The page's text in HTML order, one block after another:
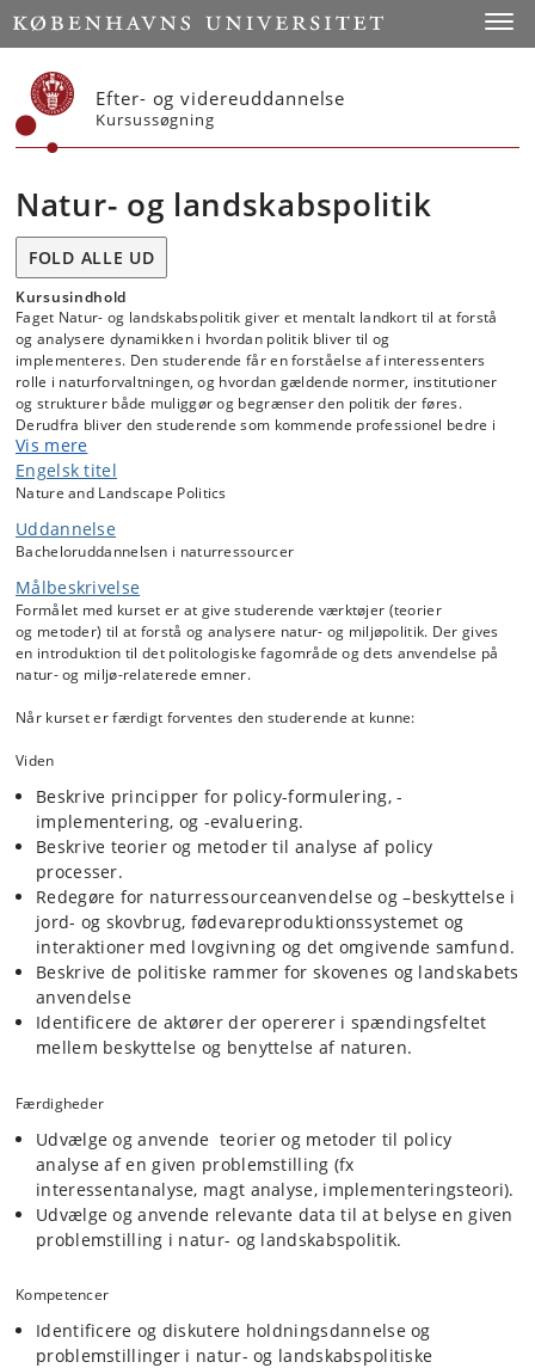
Start
Efter- og videreuddannelse
Kursussøgning
Natur- og landskabspolitik
FOLD ALLE UD
Kursusindhold
Faget Natur- og landskabspolitik giver et mentalt landkort til at forstå
og analysere dynamikken i hvordan politik bliver til og
implementeres. Den studerende får en forståelse af interessenters
rolle i naturforvaltningen, og hvordan gældende normer, institutioner
og strukturer både muliggør og begrænser den politik der føres.
Derudfra bliver den studerende som kommende professionel bedre i
stand til selv aktivt at navgivere i og sætte sin faglighed i spil i natur-
og landskabsforvaltning.
Kurset bygges gradvist op.
Der gives en introduktion til policy formulering, modellering samt
analyse af policy processer. Der gives eksempler af natur- og
aktuelle problemstillinger i natur- og landskabspolitik. Der
præsenteres en overordnet model til politik-analyse, der er faseopdelt
i politik formulering, design, implementering, overvågning og
evaluering. Herunder diskuteres: Hvordan initieres politik, hvilke
institutioner påvirker den politiske dagsorden, hvilke policy værktøjer
denne viden til at evaluere politikforslag.
Forskellige opfattelser/modeller til forståelse af det politiske systems
effektiv proces gives opmærksomhed. Undervejs i kurset diskuteres
det hvilken betydning den stigende internationalisering og mediernes
øgede rolle i politik får for politikudformning og -implementering.
Interessemodsætninger og -grupperinger er ofte afgørende
determinanter i forbindelse med formulering og implementering af
politikker. Derfor gives der i kurset en introduktion til
interessentanalyse, beslutningsteorier og magtanalyse.
Derefter gives der en indføring i politikdesign, implementering, samt
evaluering af effekter af politik. Der gennemgås forskellige former for
styringsmidler og deres sammenhæng med den overordnede
styringsform (government, new public management, governance,
økonomiske virkemidler, og kapacitetsopbygning. Evaluering af
virkemidler analyseres i fht. kriterier som effektivitet, målgruppens
motivationsstruktur, enforceability, fairness. Borgerinddragelse
gennemgås særskilt både som virkemiddel til policy implementering
og som redskab til styrkelse af demokratiske beslutningsprocesser.
Vis mere
Engelsk titel
Nature and Landscape Politics
Uddannelse
Bacheloruddannelsen i naturressourcer
Målbeskrivelse
Formålet med kurset er at give studerende værktøjer (teorier
og metoder) til at forstå og analysere natur- og miljøpolitik. Der gives
en introduktion til det politologiske fagområde og dets anvendelse på
natur- og miljø-relaterede emner.
Når kurset er færdigt forventes den studerende at kunne:
Viden
Beskrive principper for policy-formulering, -
implementering, og -evaluering.
Beskrive teorier og metoder til analyse af policy
processer.
Redegøre for naturressourceanvendelse og –beskyttelse i
jord- og skovbrug, fødevareproduktionssystemet og
interaktioner med lovgivning og det omgivende samfund.
Beskrive de politiske rammer for skovenes og landskabets
anvendelse
Identificere de aktører der opererer i spændingsfeltet
mellem beskyttelse og benyttelse af naturen.
Færdigheder
Udvælge og anvende teorier og metoder til policy
analyse af en given problemstilling (fx
interessentanalyse, magt analyse, implementeringsteori).
Udvælge og anvende relevante data til at belyse en given
problemstilling i natur- og landskabspolitik.
Kompetencer
Identificere og diskutere holdningsdannelse og
problemstillinger i natur- og landskabspolitiske